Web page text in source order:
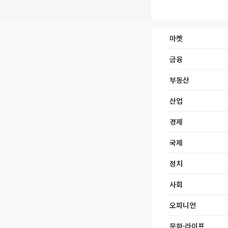
마켓
금융
부동산
산업
경제
국제
정치
사회
오피니언
문화·라이프